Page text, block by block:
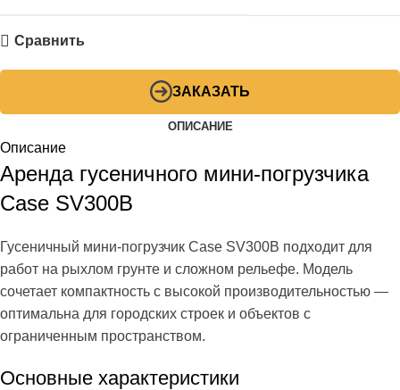
Сравнить
ЗАКАЗАТЬ
ОПИСАНИЕ
Описание
Аренда гусеничного мини-погрузчика
Case SV300B
Гусеничный мини-погрузчик Case SV300B подходит для
работ на рыхлом грунте и сложном рельефе. Модель
сочетает компактность с высокой производительностью —
оптимальна для городских строек и объектов с
ограниченным пространством.
Основные характеристики